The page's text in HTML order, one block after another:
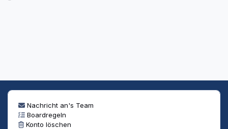
Nachricht an's Team
Boardregeln
Konto löschen